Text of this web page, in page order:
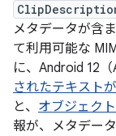
メタデータが含
て利用可能な
に、Android 12（
されたテキスト
と、 オブジェク
報が、メタデー